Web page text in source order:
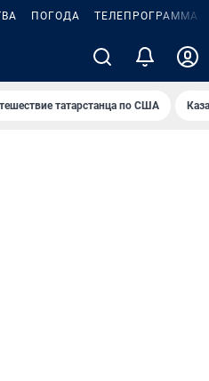
ПОГОДА ТЕЛЕПРОГРАММА
татарстанца по США